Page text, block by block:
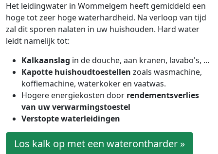
Het leidingwater in Wommelgem heeft gemiddeld een
hoge tot zeer hoge waterhardheid. Na verloop van tijd
zal dit sporen nalaten in uw huishouden. Hard water
leidt namelijk tot:
Kalkaanslag in de douche, aan kranen, lavabo's, ...
Kapotte huishoudtoestellen zoals wasmachine,
koffiemachine, waterkoker en vaatwas.
Hogere energiekosten door rendementsverlies
van uw verwarmingstoestel
Verstopte waterleidingen
Los kalk op met een waterontharder »